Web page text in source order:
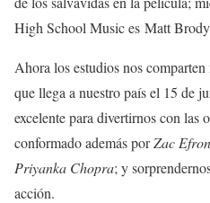
High School Music es Matt
Ahora los estudios nos
que llega a nuestro país el 15 de
excelente para divertirnos con las
conformado además porZac Efron
Priyanka Chopra; y
acción.